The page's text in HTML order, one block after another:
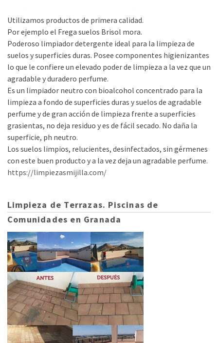
Utilizamos productos de primera calidad.
Por ejemplo el Frega suelos Brisol mora.
Poderoso limpiador detergente ideal para la limpieza de
suelos y superficies duras. Posee componentes higienizantes
lo que le confiere un elevado poder de limpieza a la vez que un
agradable y duradero perfume.
Es un limpiador neutro con bioalcohol concentrado para la
limpieza a fondo de superficies duras y suelos de agradable
perfume y de gran acción de limpieza frente a superficies
grasientas, no deja residuo y es de fácil secado. No daña la
superficie, ph neutro.
Los suelos limpios, relucientes, desinfectados, sin gérmenes
con este buen producto y a la vez deja un agradable perfume.
https://limpiezasmijilla.com/
Limpieza de Terrazas. Piscinas de
Comunidades en Granada